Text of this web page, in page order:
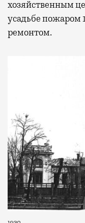
хозяйственным
усадьбе пожаром
ремонтом.